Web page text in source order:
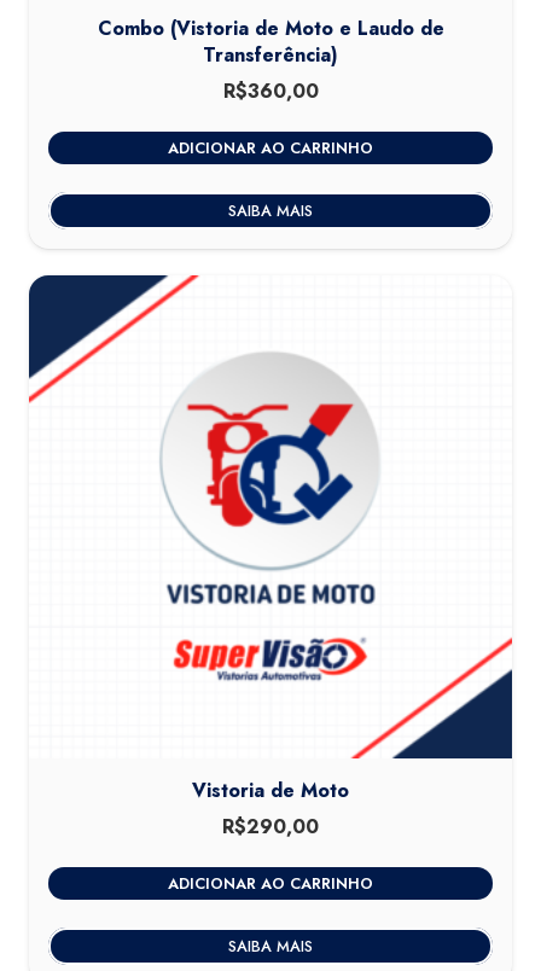
Combo (Vistoria de Moto e Laudo de
Transferência)
R$360,00
ADICIONAR AO CARRINHO
SAIBA MAIS
Vistoria de Moto
R$290,00
ADICIONAR AO CARRINHO
SAIBA MAIS